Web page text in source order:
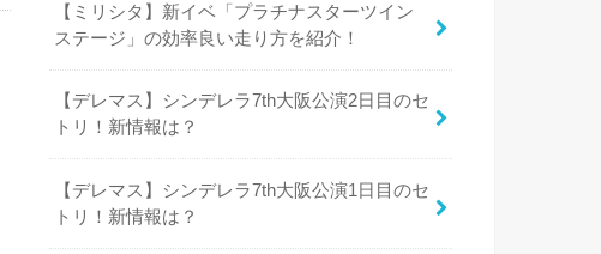
【ミリシタ】新イベ「プラチナスターツイン
ステージ」の効率良い走り方を紹介！
【デレマス】シンデレラ7th大阪公演2日目のセ
トリ！新情報は？
【デレマス】シンデレラ7th大阪公演1日目のセ
トリ！新情報は？